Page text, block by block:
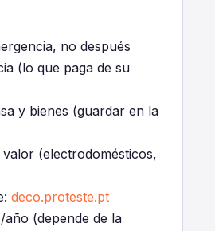
no después
(lo que paga de su
y bienes (guardar en la
(electrodomésticos,
deco.proteste.pt
(depende de la